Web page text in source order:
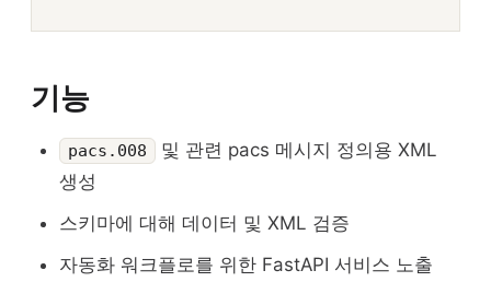
기능
pacs.008
및 관련 pacs 메시지 정의용 XML
생성
스키마에 대해 데이터 및 XML 검증
자동화 워크플로를 위한 FastAPI 서비스 노출